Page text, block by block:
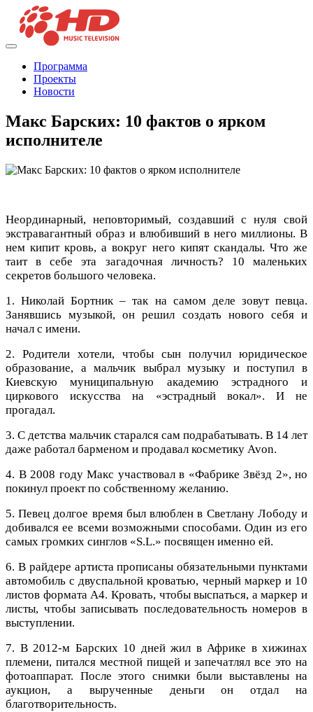
Программа
Проекты
Новости
Макс Барских: 10 фактов о ярком
исполнителе
Неординарный, неповторимый, создавший с нуля свой
экстравагантный образ и влюбивший в него миллионы. В
нем кипит кровь, а вокруг него кипят скандалы. Что же
таит в себе эта загадочная личность? 10 маленьких
секретов большого человека.
1. Николай Бортник – так на самом деле зовут певца.
Занявшись музыкой, он решил создать нового себя и
начал с имени.
2. Родители хотели, чтобы сын получил юридическое
образование, а мальчик выбрал музыку и поступил в
Киевскую муниципальную академию эстрадного и
циркового искусства на «эстрадный вокал». И не
прогадал.
3. С детства мальчик старался сам подрабатывать. В 14 лет
даже работал барменом и продавал косметику Avon.
4. В 2008 году Макс участвовал в «Фабрике Звёзд 2», но
покинул проект по собственному желанию.
5. Певец долгое время был влюблен в Светлану Лободу и
добивался ее всеми возможными способами. Один из его
самых громких синглов «S.L.» посвящен именно ей.
6. В райдере артиста прописаны обязательными пунктами
автомобиль с двуспальной кроватью, черный маркер и 10
листов формата А4. Кровать, чтобы выспаться, а маркер и
листы, чтобы записывать последовательность номеров в
выступлении.
7. В 2012-м Барских 10 дней жил в Африке в хижинах
племени, питался местной пищей и запечатлял все это на
фотоаппарат. После этого снимки были выставлены на
аукцион, а вырученные деньги он отдал на
благотворительность.